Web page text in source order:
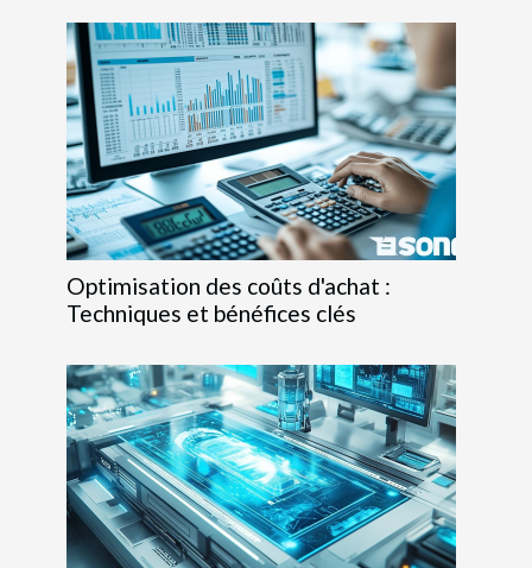
Optimisation des coûts d'achat :
Techniques et bénéfices clés